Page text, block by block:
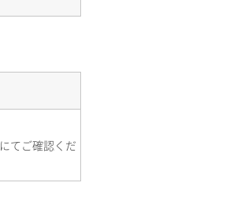
にてご確認くだ